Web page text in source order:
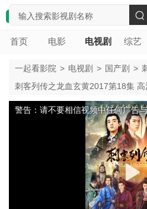
首页 电影 电视剧 综艺
搜
一起看影院 > 电视剧 > 国产剧 >
刺客列传之龙血玄黄2017第18集
警告：请不要相信视频中任何广告